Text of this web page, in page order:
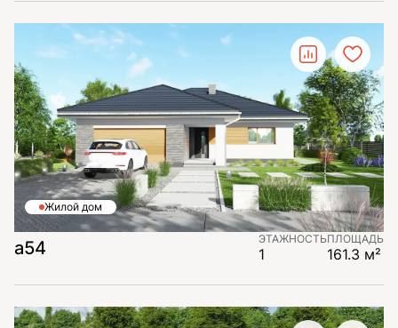
Жилой дом
a54 ЭТАЖНОСТЬ
1
ПЛОЩАДЬ
161.3 м²